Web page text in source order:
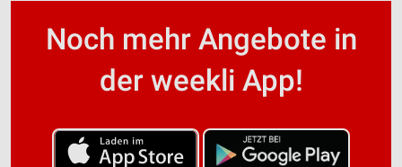
Noch mehr Angebote in
der weekli App!